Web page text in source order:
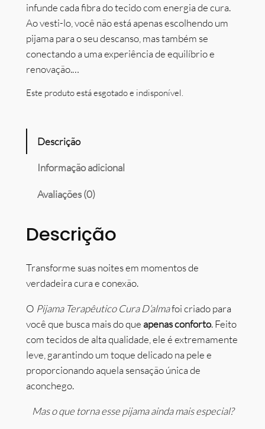
infunde cada fibra do tecido com energia de cura.
Ao vesti-lo, você não está apenas escolhendo um
pijama para o seu descanso, mas também se
conectando a uma experiência de equilíbrio e
renovação.…
Este produto está esgotado e indisponível.
Descrição
Informação adicional
Avaliações (0)
Descrição
Transforme suas noites em momentos de
verdadeira cura e conexão.
O Pijama Terapêutico Cura D’almafoi criado para
você que busca mais do que apenas conforto. Feito
com tecidos de alta qualidade, ele é extremamente
leve, garantindo um toque delicado na pele e
proporcionando aquela sensação única de
aconchego.
Mas o que torna esse pijama ainda mais especial?